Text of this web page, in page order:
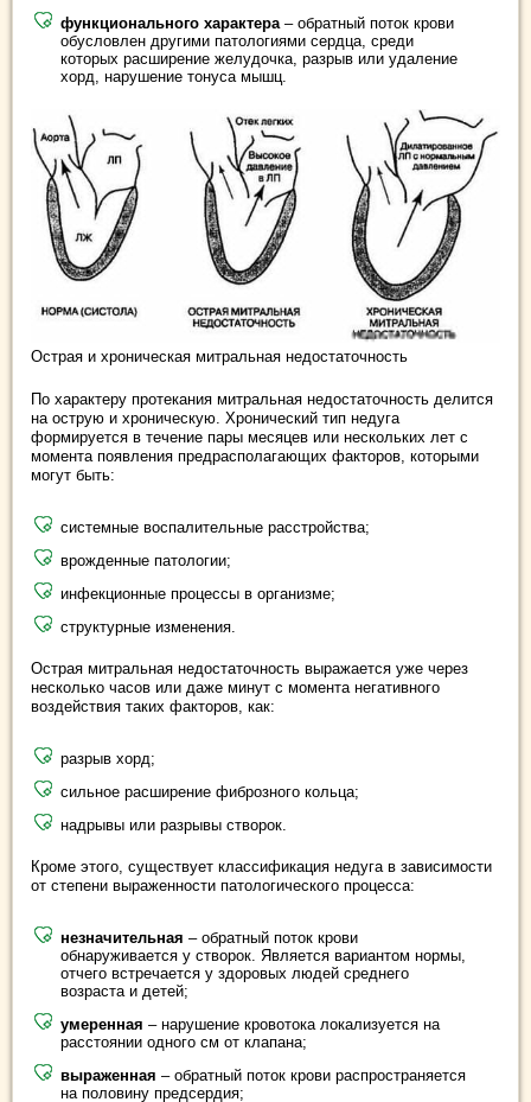
функционального характера– обратный поток крови
обусловлен другими патологиями сердца, среди
которых расширение желудочка, разрыв или удаление
хорд, нарушение тонуса мышц.
Острая и хроническая митральная недостаточность
По характеру протекания митральная недостаточность делится
на острую и хроническую. Хронический тип недуга
формируется в течение пары месяцев или нескольких лет с
момента появления предрасполагающих факторов, которыми
могут быть:
системные воспалительные расстройства;
врожденные патологии;
инфекционные процессы в организме;
структурные изменения.
Острая митральная недостаточность выражается уже через
несколько часов или даже минут с момента негативного
воздействия таких факторов, как:
разрыв хорд;
сильное расширение фиброзного кольца;
надрывы или разрывы створок.
Кроме этого, существует классификация недуга в зависимости
от степени выраженности патологического процесса:
незначительная – обратный поток крови
обнаруживается у створок. Является вариантом нормы,
отчего встречается у здоровых людей среднего
возраста и детей;
умеренная – нарушение кровотока локализуется на
расстоянии одного см от клапана;
выраженная – обратный поток крови распространяется
на половину предсердия;